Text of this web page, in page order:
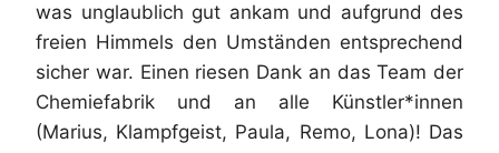
was unglaublich gut ankam und aufgrund des
freien Himmels den Umständen entsprechend
sicher war. Einen riesen Dank an das Team der
Chemiefabrik und an alle Künstler*innen
(Marius, Klampfgeist, Paula, Remo, Lona)! Das